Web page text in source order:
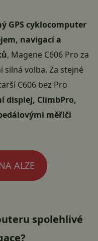
GPS cyklocomputer
navigací a
, Magene C606 Pro za
silná volba. Za stejné
C606 bez Pro
displej, ClimbPro,
měřiči
ALZE
spolehlivé